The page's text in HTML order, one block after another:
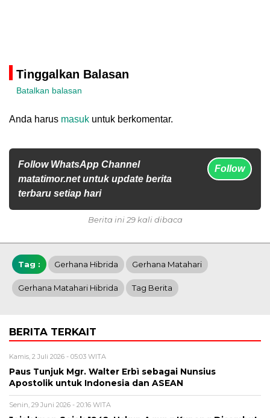
Tinggalkan Balasan
Batalkan balasan
Anda harus masuk untuk berkomentar.
Follow WhatsApp Channel
matatimor.net untuk update berita
terbaru setiap hari
Follow
Berita ini 29 kali dibaca
Tag : Gerhana Hibrida Gerhana Matahari
Gerhana Matahari Hibrida Tag Berita
BERITA TERKAIT
Kamis, 2 Juli 2026 - 05:03 WITA
Paus Tunjuk Mgr. Walter Erbì sebagai Nunsius
Apostolik untuk Indonesia dan ASEAN
Senin, 29 Juni 2026 - 20:16 WITA